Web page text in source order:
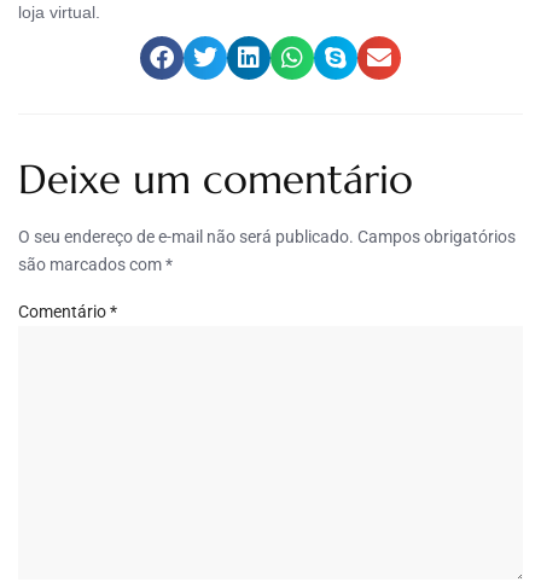
loja virtual.
Deixe um comentário
O seu endereço de e-mail não será publicado. Campos obrigatórios
são marcados com*
Comentário*